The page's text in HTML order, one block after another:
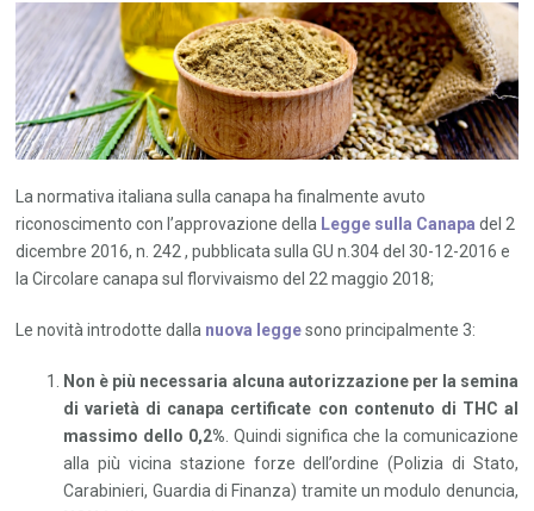
La normativa italiana sulla canapa ha finalmente avuto
riconoscimento con l’approvazione della Legge sulla Canapa del 2
dicembre 2016, n. 242 , pubblicata sulla GU n.304 del 30-12-2016 e
la Circolare canapa sul florvivaismo del 22 maggio 2018;
Le novità introdotte dalla nuova legge sono principalmente 3:
Non è più necessaria alcuna autorizzazione per la semina
di varietà di canapa certificate con contenuto di THC al
massimo dello 0,2%. Quindi significa che la comunicazione
alla più vicina stazione forze dell’ordine (Polizia di Stato,
Carabinieri, Guardia di Finanza) tramite un modulo denuncia,